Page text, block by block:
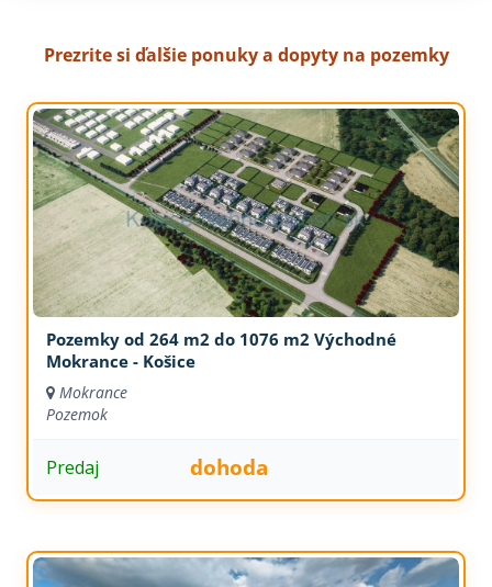
Prezrite si ďalšie ponuky a dopyty na pozemky
Pozemky od 264 m2 do 1076 m2 Východné
Mokrance - Košice
Mokrance
Pozemok
Predaj dohoda